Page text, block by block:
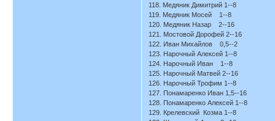
118. Медяник Димитрий 1--8
119. Медяник Мосей 1--8
120. Медяник Назар 2--16
121. Мостовой Дорофей 2--16
122. Иван Михайлов 0,5--2
123. Нарочный Алексей 1--8
124. Нарочный Иван 1--8
125. Нарочный Матвей 2--16
126. Нарочный Трофим 1--8
127. Понамаренко Иван 1,5--16
128. Понамаренко Алексей 1--8
129. Крелевский Козма 1--8